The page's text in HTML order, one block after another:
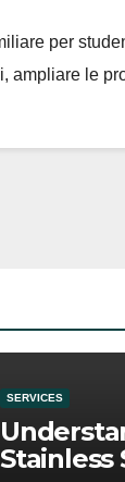
per
ampliare le
SERVICES
Stainless